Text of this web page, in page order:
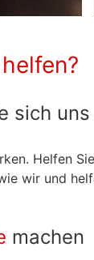
helfen?
sich
Helfen
wir und
machen